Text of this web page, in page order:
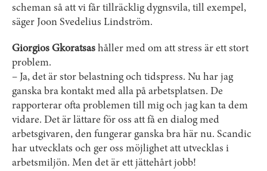
scheman så att vi får tillräcklig dygnsvila, till exempel,
säger Joon Svedelius Lindström.
Giorgios Gkoratsas håller med om att stress är ett stort
problem.
– Ja, det är stor belastning och tidspress. Nu har jag
ganska bra kontakt med alla på arbetsplatsen. De
rapporterar ofta problemen till mig och jag kan ta dem
vidare. Det är lättare för oss att få en dialog med
arbetsgivaren, den fungerar ganska bra här nu. Scandic
har utvecklats och ger oss möjlighet att utvecklas i
arbetsmiljön. Men det är ett jättehårt jobb!